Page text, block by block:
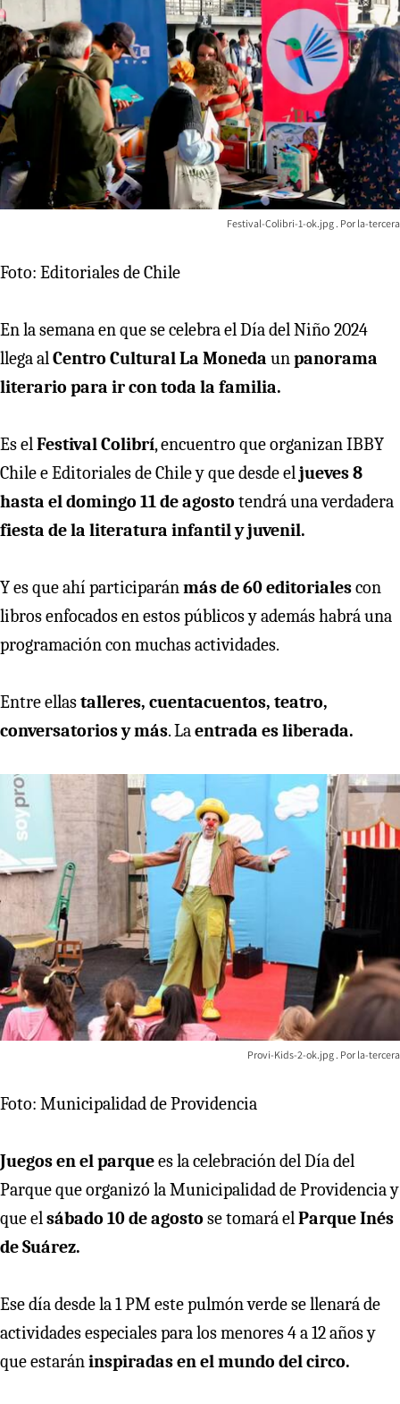
Festival-Colibri-1-ok.jpg la-tercera
Foto: Editoriales de Chile
En la semana en que se celebra el Día del Niño 2024
llega al Centro Cultural La Moneda un panorama
literario para ir con toda la familia.
Es el Festival Colibrí, encuentro que organizan IBBY
Chile e Editoriales de Chile y que desde el jueves 8
hasta el domingo 11 de agosto tendrá una verdadera
fiesta de la literatura infantil y juvenil.
Y es que ahí participarán más de 60 editorialescon
libros enfocados en estos públicos y además habrá una
programación con muchas actividades.
Entre ellastalleres, cuentacuentos, teatro,
conversatorios y más. La entrada es liberada.
Provi-Kids-2-ok.jpg la-tercera
Foto: Municipalidad de Providencia
Juegos en el parquees la celebración del Día del
Parque que organizó la Municipalidad de Providencia y
que elsábado 10 de agosto se tomará elParque Inés
de Suárez.
Ese día desde la 1 PM este pulmón verde se llenará de
actividades especiales para los menores 4 a 12 años y
que estaráninspiradas en el mundo del circo.